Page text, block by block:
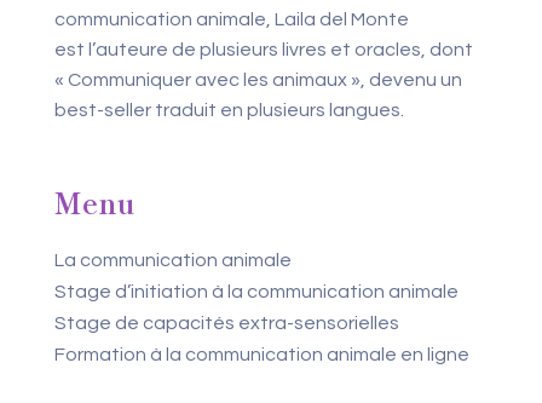
communication animale, Laila del Monte
est l’auteure de plusieurs livres et oracles, dont
« Communiquer avec les animaux », devenu un
best-seller traduit en plusieurs langues.
Menu
La communication animale
Stage d’initiation à la communication animale
Stage de capacités extra-sensorielles
Formation à la communication animale en ligne